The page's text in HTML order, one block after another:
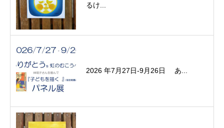
るけ...
2026 年7月27日-9月26日 あ...